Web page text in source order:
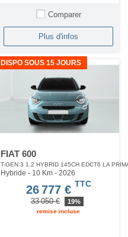
Comparer
Plus d'infos
DISPO SOUS 15 JOURS
FIAT 600
T-GEN 3 1.2 HYBRID 145CH EDCT6 LA
Hybride - 10 Km- 2026
26 777 € TTC
33 050 € 19%
remise incluse